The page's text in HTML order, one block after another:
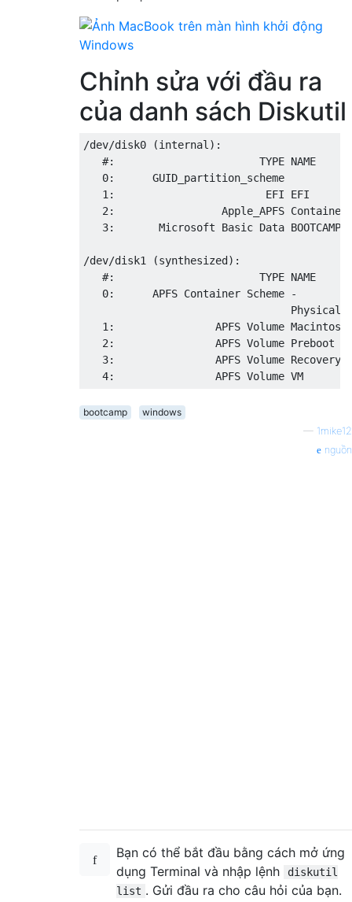
Chỉnh sửa với đầu ra
của danh sách Diskutil
/dev/disk0 (internal):
#:                       TYPE NAME
0:      GUID_partition_scheme
1:                        EFI EFI
2:                 Apple_APFS
3:       Microsoft Basic Data BOOTCAMP
/dev/disk1 (synthesized):
#:                       TYPE NAME
0:      APFS Container Scheme -
Physical
1:                APFS Volume
2:                APFS Volume Preboot
3:                APFS Volume Recovery
bootcamp
windows
— 1mike12
nguồn
Bạn có thể bắt đầu bằng cách mở ứng
dụng Terminal và nhập lệnh
diskutil
list . Gửi đầu ra cho câu hỏi của bạn.